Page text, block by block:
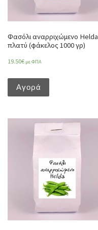
Φασόλι αναρριχώμενο Helda
πλατύ (φάκελος 1000 γρ)
19.50€ με ΦΠΑ
Αγορά